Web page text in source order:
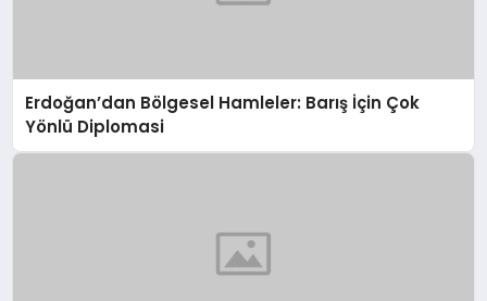
Erdoğan’dan Bölgesel Hamleler: Barış İçin Çok
Yönlü Diplomasi